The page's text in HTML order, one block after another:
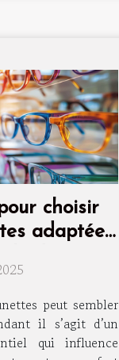
choisir
adaptées
peut sembler
il s’agit d’un
qui influence